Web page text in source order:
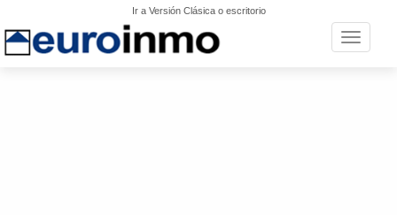
Ir a Versión Clásica o escritorio
Toggle